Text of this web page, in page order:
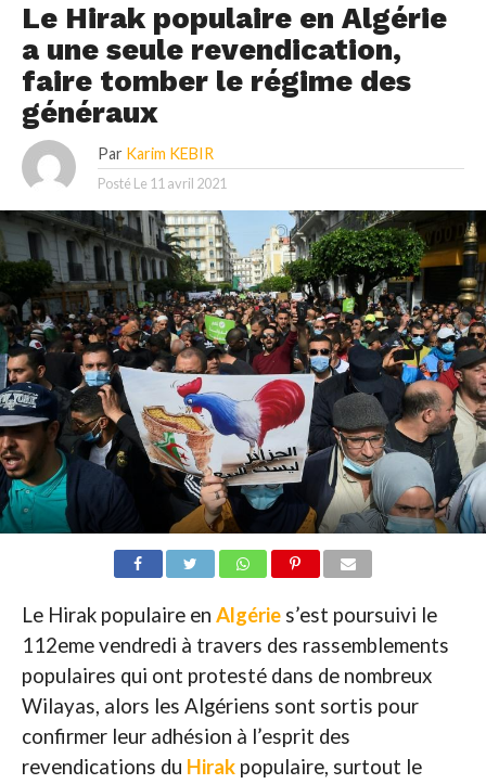
Le Hirak populaire en Algérie
a une seule revendication,
faire tomber le régime des
généraux
Par Karim KEBIR
Posté Le 11 avril 2021
Le Hirak populaire en Algéries’est poursuivi le
112eme vendredi à travers des rassemblements
populaires qui ont protesté dans de nombreux
Wilayas, alors les Algériens sont sortis pour
confirmer leur adhésion à l’esprit des
revendications du Hirakpopulaire, surtout le